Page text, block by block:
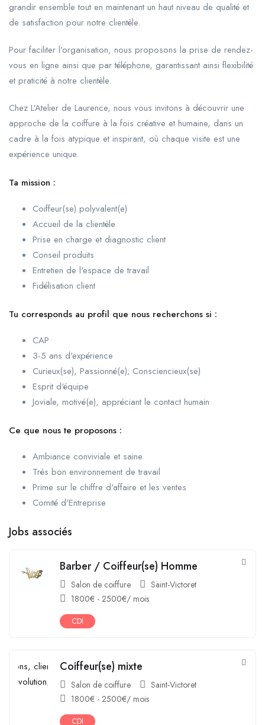
grandir ensemble tout en maintenant un haut niveau de qualité et
de satisfaction pour notre clientèle.
Pour faciliter l’organisation, nous proposons la prise de rendez-
vous en ligne ainsi que par téléphone, garantissant ainsi flexibilité
et praticité à notre clientèle.
Chez L’Atelier de Laurence, nous vous invitons à découvrir une
approche de la coiffure à la fois créative et humaine, dans un
cadre à la fois atypique et inspirant, où chaque visite est une
expérience unique.
Ta mission :
Coiffeur(se) polyvalent(e)
Accueil de la clientèle
Prise en charge et diagnostic client
Conseil produits
Entretien de l'espace de travail
Fidélisation client
Tu corresponds au profil que nous recherchons si :
CAP
3-5 ans d'expérience
Curieux(se), Passionné(e); Consciencieux(se)
Esprit d'équipe
Joviale, motivé(e), appréciant le contact humain
Ce que nous te proposons :
Ambiance conviviale et saine
Très bon environnement de travail
Prime sur le chiffre d'affaire et les ventes
Comité d'Entreprise
Jobs associés
Barber / Coiffeur(se) Homme
Salon de coiffure
Saint-Victoret
1800€ - 2500€/ mois
CDI
Coiffeur(se) mixte
Salon de coiffure
Saint-Victoret
1800€ - 2500€/ mois
CDI